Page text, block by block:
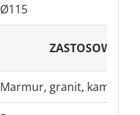
Ø115
ZASTOSOWANIA
Marmur, granit, kamień,